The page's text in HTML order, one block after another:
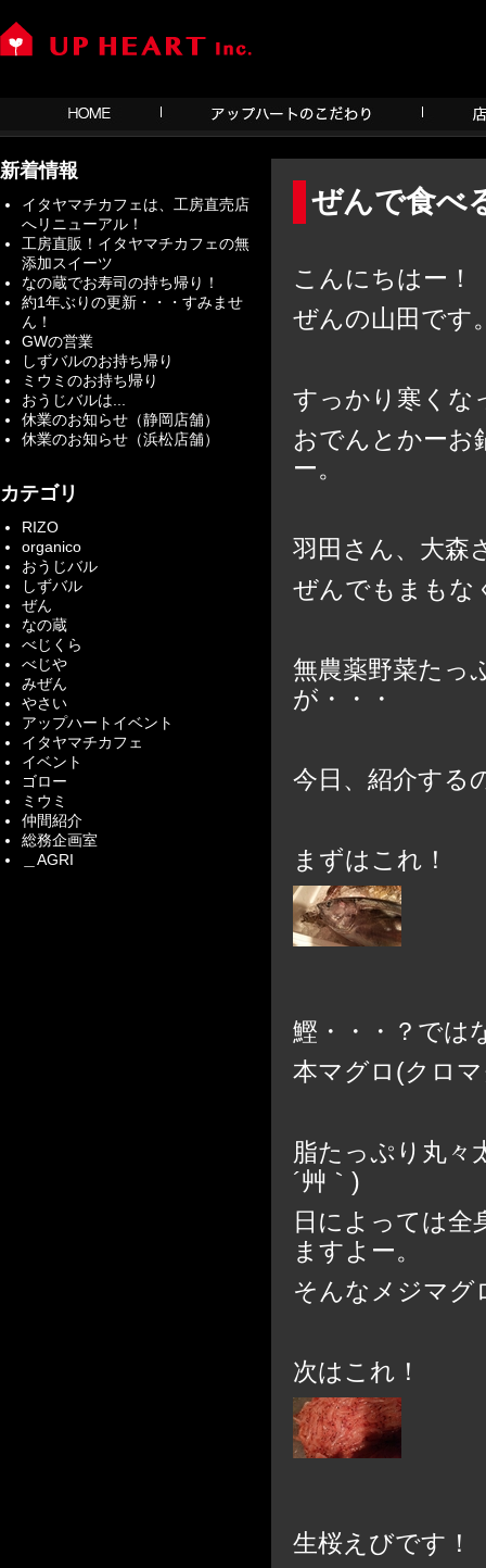
ぜんで食べ
こんにちはー！
ぜんの山田です
すっかり寒くな
おでんとかーお
ー。
羽田さん、大森
ぜんでもまもな
無農薬野菜たっ
が・・・
今日、紹介する
まずはこれ！
鰹・・・？では
本マグロ(クロ
脂たっぷり丸々
´艸｀)
日によっては全
ますよー。
そんなメジマグ
次はこれ！
生桜えびです！
新着情報
イタヤマチカフェは、工房直売店
へリニューアル！
工房直販！イタヤマチカフェの無
添加スイーツ
なの蔵でお寿司の持ち帰り！
約1年ぶりの更新・・・すみませ
ん！
GWの営業
しずバルのお持ち帰り
ミウミのお持ち帰り
おうじバルは...
休業のお知らせ（静岡店舗）
休業のお知らせ（浜松店舗）
カテゴリ
RIZO
organico
おうじバル
しずバル
ぜん
なの蔵
べじくら
べじや
みぜん
やさい
アップハートイベント
イタヤマチカフェ
イベント
ゴロー
ミウミ
仲間紹介
総務企画室
＿AGRI